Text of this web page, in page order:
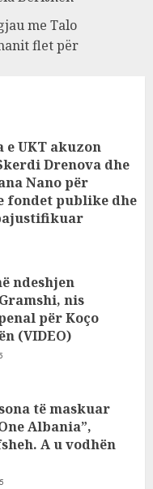
me Talo
flet për
e UKT akuzon
Drenova dhe
Nano për
fondet publike dhe
ndeshjen
nis
për Koço
(VIDEO)
të maskuar
Albania”,
A u vodhën